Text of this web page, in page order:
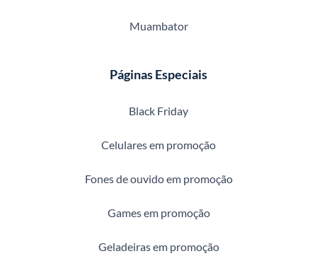
Muambator
Páginas Especiais
Black Friday
Celulares em promoção
Fones de ouvido em promoção
Games em promoção
Geladeiras em promoção